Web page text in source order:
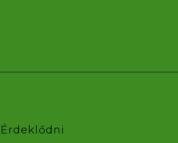
Érdeklődni